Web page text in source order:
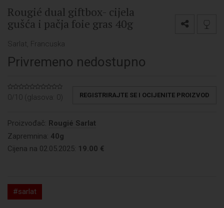
Rougié dual giftbox- cijela
gušća i pačja foie gras 40g
Sarlat, Francuska
Privremeno nedostupno
0/10 (glasova: 0) REGISTRIRAJTE SE I OCIJENITE PROIZVOD
Proizvođač: Rougié Sarlat
Zapremnina: 40g
Cijena na 02.05.2025: 19.00 €
#sarlat